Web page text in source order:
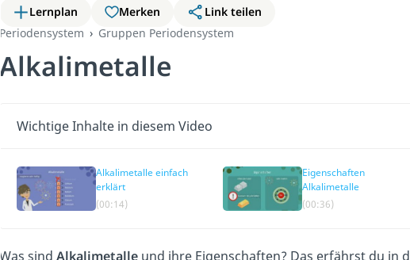
Lernplan Merken
Link teilen
Periodensystem
Gruppen Periodensystem
Alkalimetalle
Wichtige Inhalte in diesem Video
Alkalimetalle einfach
erklärt
(00:14)
Eigenschaften
Alkalimetalle
(00:36)
Was sind Alkalimetalleund ihre Eigenschaften? Das erfährst du in